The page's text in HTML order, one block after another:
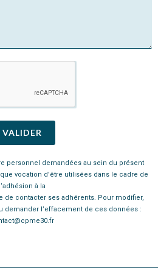
VALIDER
personnel demandées au sein du présent
vocation d’être utilisées dans le cadre de
l’adhésion à la
de contacter ses adhérents. Pour modifier,
demander l’effacement de ces données :